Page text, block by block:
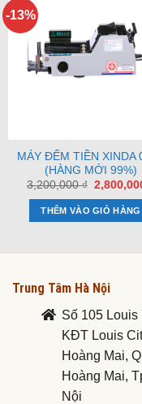
-13%
MÁY ĐẾM TIỀN XINDA
(HÀNG MỚI 99%)
3,200,000₫ Giá
là:
3,200,000
THÊM VÀO GIỎ HÀNG
Trung Tâm Hà Nội
Số 105 Louis
KĐT Louis
Hoàng Mai,
Hoàng Mai,
Nội